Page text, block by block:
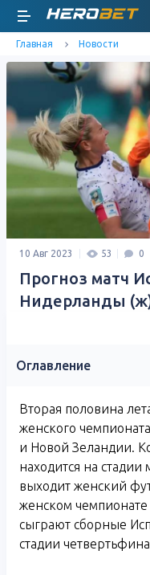
Главная Новости
10 Авг 2023 53 0
Прогноз матч
Нидерланды (ж)
Оглавление
Вторая половина
женского
и Новой Зеландии.
находится на стадии
выходит женский
женском
сыграют сборные
стадии